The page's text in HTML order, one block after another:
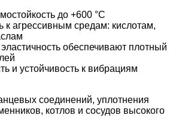
до +600 °C
к агрессивным средам: кислотам,
обеспечивают плотный
и устойчивость к вибрациям
соединений, уплотнения
котлов и сосудов высокого